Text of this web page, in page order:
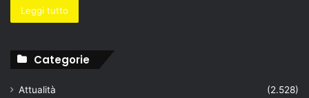
Leggi tutto
Categorie
Attualità
(2.528)